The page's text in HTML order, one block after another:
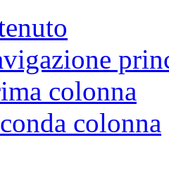
colonna
colonna